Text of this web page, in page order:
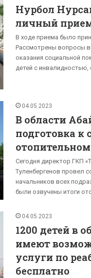
Нурбол
личный
В ходе приема было
Рассмотрены вопросы
оказания социальной
детей с инвалидностью,
04.05.2023
В области
подготовка
Сегодня директор ГКП
Туленбергенов провел
начальников всех
были озвучены итоги
04.05.2023
1200 детей в
имеют
услуги по
бесплатно